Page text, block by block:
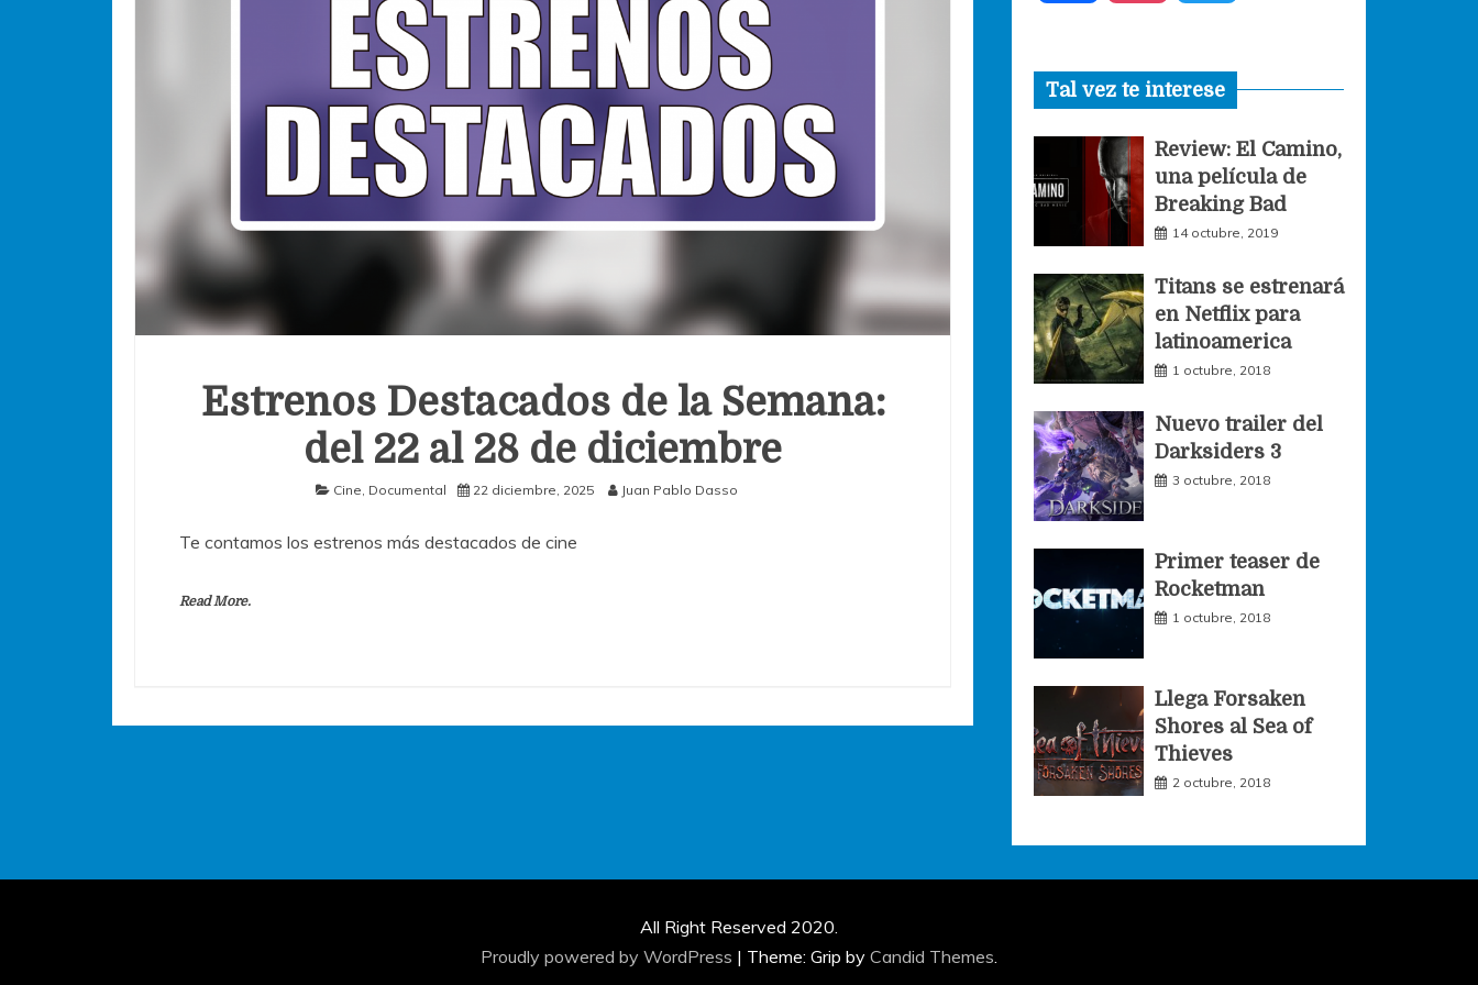
Estrenos Destacados de la Semana:
del 22 al 28 de diciembre
Cine Documental 22 diciembre, 2025 Juan Pablo Dasso
Te contamos los estrenos más destacados de cine
Read More.
c
e
b
o
o
s
t
a
g
r
m
i
t
t
r
Tal vez te interese
Review: El Camino,
una película de
Breaking Bad
14 octubre, 2019
Titans se estrenará
en Netflix para
latinoamerica
1 octubre, 2018
Nuevo trailer del
Darksiders 3
3 octubre, 2018
Primer teaser de
Rocketman
1 octubre, 2018
Llega Forsaken
Shores al Sea of
Thieves
2 octubre, 2018
All Right Reserved 2020.
Proudly powered by WordPress | Theme: Grip by Candid Themes.